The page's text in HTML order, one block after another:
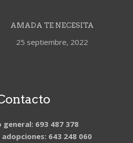
AMADA TE NECESITA
25 septiembre, 2022
general: 693 487 378
643 248 060